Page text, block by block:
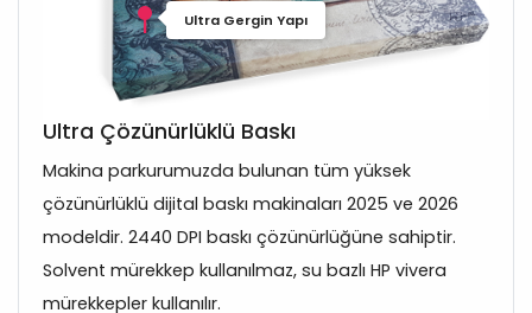
Ultra Gergin Yapı
Ultra Çözünürlüklü Baskı
Makina parkurumuzda bulunan tüm yüksek
çözünürlüklü dijital baskı makinaları 2025 ve 2026
modeldir. 2440 DPI baskı çözünürlüğüne sahiptir.
Solvent mürekkep kullanılmaz, su bazlı HP vivera
mürekkepler kullanılır.